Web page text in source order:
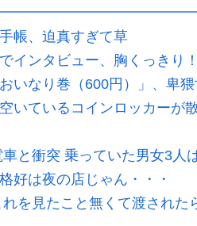
帳、迫真すぎて草
ンタビュー、胸くっきり！
いなり巻（600円）」、卑
いているコインロッカーが
車と衝突 乗っていた男女3人
好は夜の店じゃん・・・
れを見たこと無くて渡され